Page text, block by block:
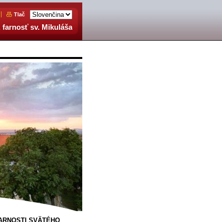
Tlač
farnosť sv. Mikuláša
SVÄTÉHO